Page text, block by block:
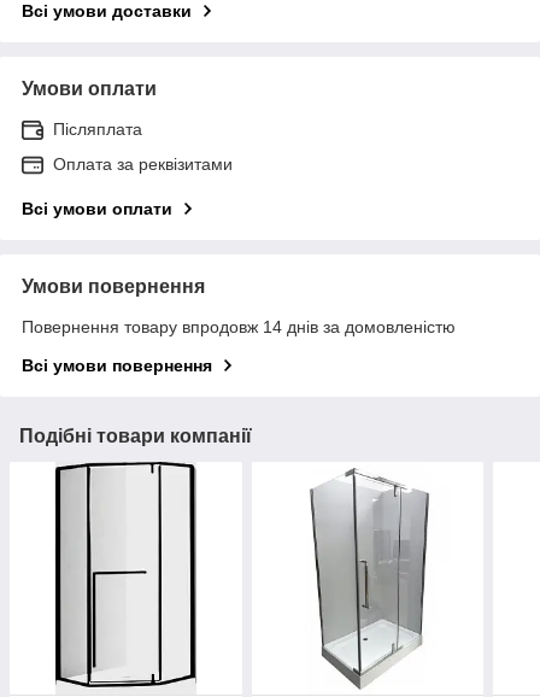
Всі умови доставки
Умови оплати
Післяплата
Оплата за реквізитами
Всі умови оплати
Умови повернення
Повернення товару впродовж 14 днів за домовленістю
Всі умови повернення
Подібні товари компанії